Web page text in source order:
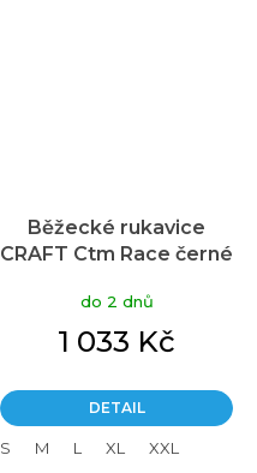
Běžecké rukavice
CRAFT Ctm Race černé
do 2 dnů
1 033 Kč
DETAIL
S M L XL XXL